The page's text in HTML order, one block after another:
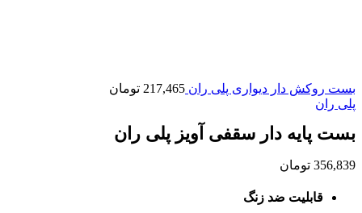
بست روکش دار دیواری پلی ران 217,465 تومان
پلی ران
بست پایه دار سقفی آویز پلی ران
356,839 تومان
قابلیت ضد زنگ